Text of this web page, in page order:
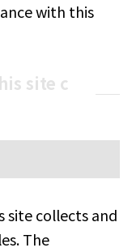
with this
site c
site collects and
The